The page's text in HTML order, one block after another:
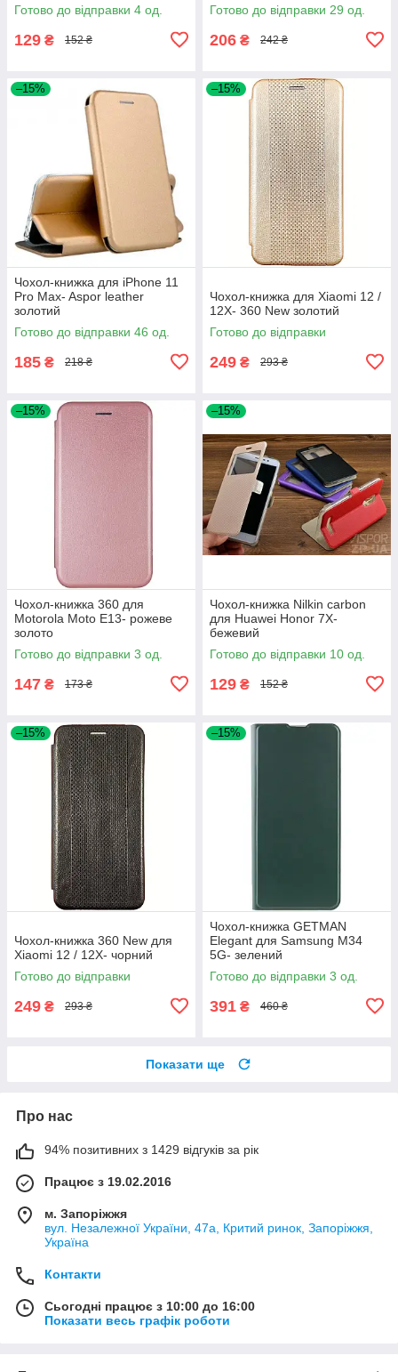
Готово до відправки 4 од.
129 ₴ 152 ₴
Готово до відправки 29 од.
206 ₴ 242 ₴
–15%
Чохол-книжка для iPhone 11
Pro Max- Aspor leather
золотий
Готово до відправки 46 од.
185 ₴ 218 ₴
–15%
Чохол-книжка для Xiaomi 12 /
12X- 360 New золотий
Готово до відправки
249 ₴ 293 ₴
–15%
Чохол-книжка 360 для
Motorola Moto E13- рожеве
золото
Готово до відправки 3 од.
147 ₴ 173 ₴
–15%
Чохол-книжка Nilkin carbon
для Huawei Honor 7X-
бежевий
Готово до відправки 10 од.
129 ₴ 152 ₴
–15%
Чохол-книжка 360 New для
Xiaomi 12 / 12X- чорний
Готово до відправки
249 ₴ 293 ₴
–15%
Чохол-книжка GETMAN
Elegant для Samsung M34
5G- зелений
Готово до відправки 3 од.
391 ₴ 460 ₴
Показати ще
Про нас
94% позитивних з 1429 відгуків за рік
Працює з 19.02.2016
м. Запоріжжя
вул. Незалежної України, 47а, Критий ринок, Запоріжжя,
Україна
Контакти
Сьогодні працює з 10:00 до 16:00
Показати весь графік роботи